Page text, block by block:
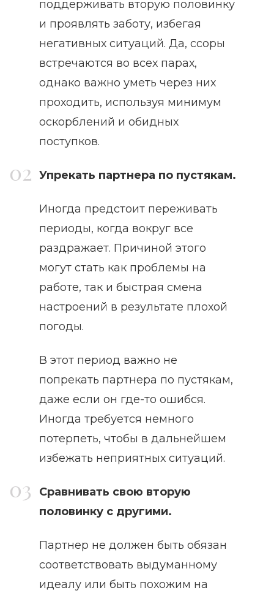
поддерживать вторую половинку
и проявлять заботу, избегая
негативных ситуаций. Да, ссоры
встречаются во всех парах,
однако важно уметь через них
проходить, используя минимум
оскорблений и обидных
поступков.
Упрекать партнера по пустякам.
Иногда предстоит переживать
периоды, когда вокруг все
раздражает. Причиной этого
могут стать как проблемы на
работе, так и быстрая смена
настроений в результате плохой
погоды.
В этот период важно не
попрекать партнера по пустякам,
даже если он где-то ошибся.
Иногда требуется немного
потерпеть, чтобы в дальнейшем
избежать неприятных ситуаций.
Сравнивать свою вторую
половинку с другими.
Партнер не должен быть обязан
соответствовать выдуманному
идеалу или быть похожим на